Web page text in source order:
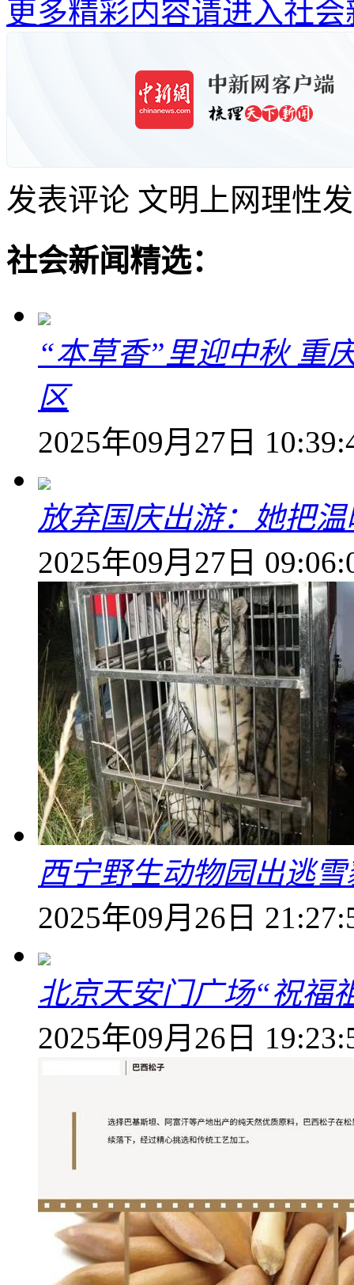
更多精彩内容请进入社会
发表评论 文明上网理性
社会新闻精选：
“本草香”里迎中秋 重
区
2025年09月27日
放弃国庆出游：她把
2025年09月27日
西宁野生动物园出逃
2025年09月26日
北京天安门广场“祝福
2025年09月26日